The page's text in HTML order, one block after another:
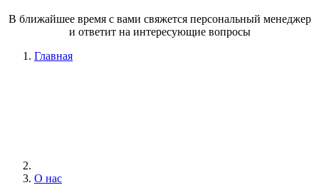
В ближайшее время с вами свяжется персональный менеджер
и ответит на интересующие вопросы
Главная
О нас